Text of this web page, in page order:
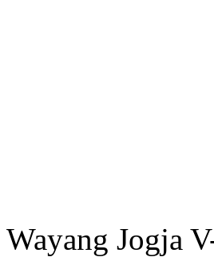
Wayang Jogja